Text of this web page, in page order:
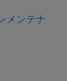
メンテナ